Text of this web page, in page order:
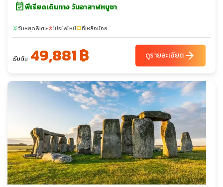
event_availableพีเรียดเดินทาง วันอาสาฬหบูชา
sunnyวันหยุดพิเศษlocal_fire_departmentโปรไฟไหม้confirmation_numberที่เหลือน้อย
เริ่มต้น 49,881 ฿ ดูรายละเอียดarrow_forward